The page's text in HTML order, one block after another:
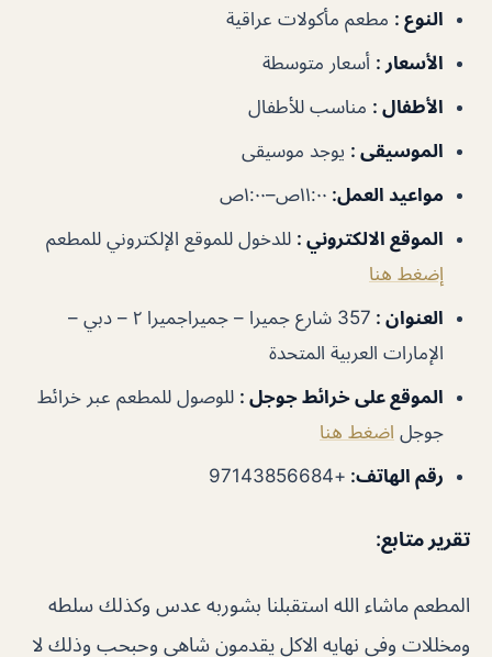
النوع : مطعم مأكولات عراقية
الأسعار : أسعار متوسطة
الأطفال : مناسب للأطفال
الموسيقى : يوجد موسيقى
مواعيد العمل: ١١:٠٠ص–١:٠٠ص
الموقع الالكتروني : للدخول للموقع الإلكتروني للمطعم
إضغط هنا
العنوان :
357 شارع جميرا – جميراجميرا ٢ – دبي –
الإمارات العربية المتحدة
الموقع على خرائط جوجل : للوصول للمطعم عبر خرائط
جوجل اضغط هنا
رقم الهاتف:
+97143856684
تقرير متابع:
المطعم ماشاء الله استقبلنا بشوربه عدس وكذلك سلطه
ومخللات وفي نهايه الاكل يقدمون شاهي وحبحب وذلك لا